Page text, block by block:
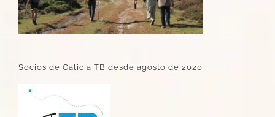
Socios de Galicia TB desde agosto de 2020